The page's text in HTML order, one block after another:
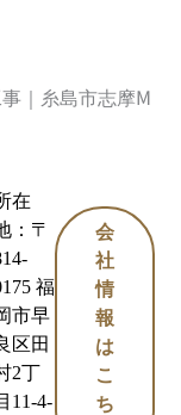
｜糸島市志摩M
在
：〒
福
市早
区田
2丁
11-4-
会
社
情
報
は
こ
ち